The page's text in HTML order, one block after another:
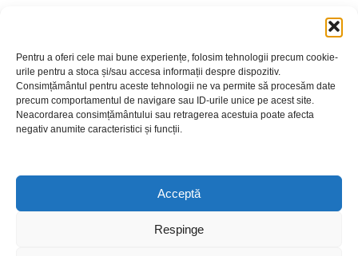
Pentru a oferi cele mai bune experiențe, folosim tehnologii precum cookie-
urile pentru a stoca și/sau accesa informații despre dispozitiv.
Consimțământul pentru aceste tehnologii ne va permite să procesăm date
precum comportamentul de navigare sau ID-urile unice pe acest site.
Neacordarea consimțământului sau retragerea acestuia poate afecta
negativ anumite caracteristici și funcții.
Acceptă
Respinge
Politica de Confidențialitate
Politica de cookies
Setări Cookie-uri
Contact